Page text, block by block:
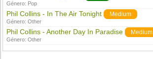
Género: Pop
Phil Collins - In The Air Tonight Medium
Género:Other
Phil Collins - Another Day In Paradise Medium
Género:Other